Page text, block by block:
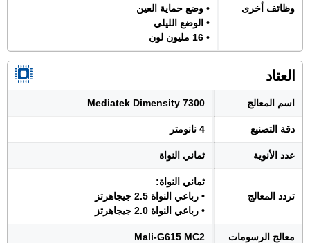
وظائف أخرى
• وضع حماية العين
• الوضع الليلي
• 16 مليون لون
العتاد
اسم المعالج Mediatek Dimensity 7300
دقة التصنيع 4 نانومتر
عدد الأنوية ثماني النواة
تردد المعالج
ثماني النواة:
• رباعي النواة 2.5 جيجاهرتز
• رباعي النواة 2.0 جيجاهرتز
معالج الرسومات Mali-G615 MC2